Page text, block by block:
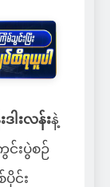
ါးလန်းနဲ့
းပွဲစဉ်
င်း